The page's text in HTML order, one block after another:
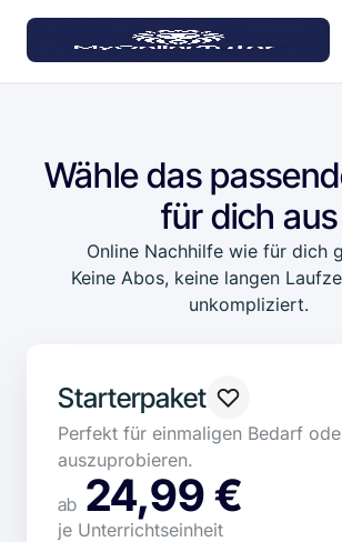
Wähle das
für dich aus
Online Nachhilfe wie für dich
Keine Abos, keine langen
unkompliziert.
Starterpaket
Perfekt für einmaligen Bedarf
auszuprobieren.
ab 24,99 €
je Unterrichtseinheit